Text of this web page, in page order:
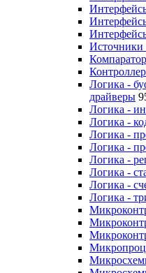
Логика -
драйверы
Логика -
Логика -
Логика -
Логика -
Логика -
Логика -
Логика -
Логика -